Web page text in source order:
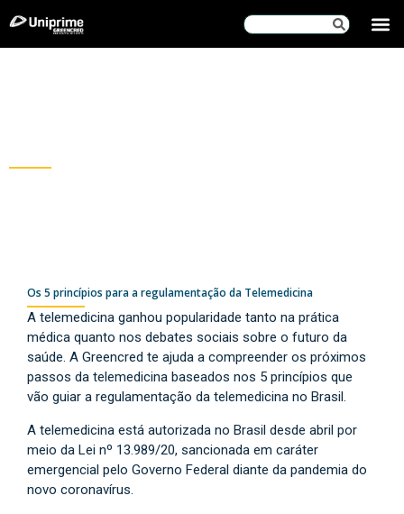
Os 5 princípios para a regulamentação da Telemedicina
A telemedicina ganhou popularidade tanto na prática
médica quanto nos debates sociais sobre o futuro da
saúde. A Greencred te ajuda a compreender os próximos
passos da telemedicina baseados nos 5 princípios que
vão guiar a regulamentação da telemedicina no Brasil.
A telemedicina está autorizada no Brasil desde abril por
meio da Lei nº 13.989/20, sancionada em caráter
emergencial pelo Governo Federal diante da pandemia do
novo coronavírus.